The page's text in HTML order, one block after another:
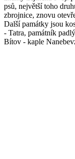
psů, největší toho
zbrojnice, znovu
Další památky jsou
- Tatra, památník
Bítov - kaple